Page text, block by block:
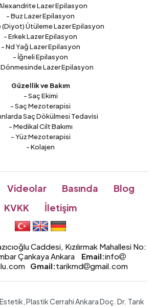
Lazer Epilasyon
- Buz Lazer Epilasyon
(Diyot) Ütüleme Lazer Epilasyon
- Erkek Lazer Epilasyon
- Nd Yağ Lazer Epilasyon
- İğneli Epilasyon
Dönmesinde Lazer Epilasyon
Güzellik ve Bakım
- Saç Ekimi
- Saç Mezoterapisi
Saç Dökülmesi Tedavisi
- Medikal Cilt Bakımı
- Yüz Mezoterapisi
- Kolajen
Videolar Basında
Blog
KVKK
İletişim
Caddesi, Kızılırmak Mahallesi No:
Çankaya Ankara
Email:info
Gmail:tarikmd gmail.com
Plastik Cerrahi AnkaraDoç. Dr. Tarık